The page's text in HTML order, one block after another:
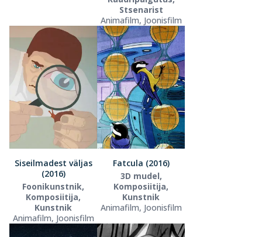
Stsenarist
Animafilm, Joonisfilm
Siseilmadest väljas
(2016)
Foonikunstnik,
Komposiitija,
Kunstnik
Animafilm, Joonisfilm
Fatcula (2016)
3D mudel,
Komposiitija,
Kunstnik
Animafilm, Joonisfilm